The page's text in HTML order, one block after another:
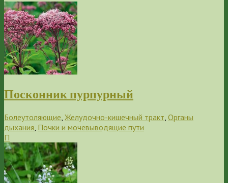
Посконник пурпурный
Болеутоляющие, Желудочно-кишечный тракт, Органы
дыхания, Почки и мочевыводящие пути
П